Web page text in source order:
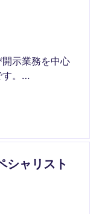
示業務を中心
。
セス改善を通
ただきます。
シャリスト